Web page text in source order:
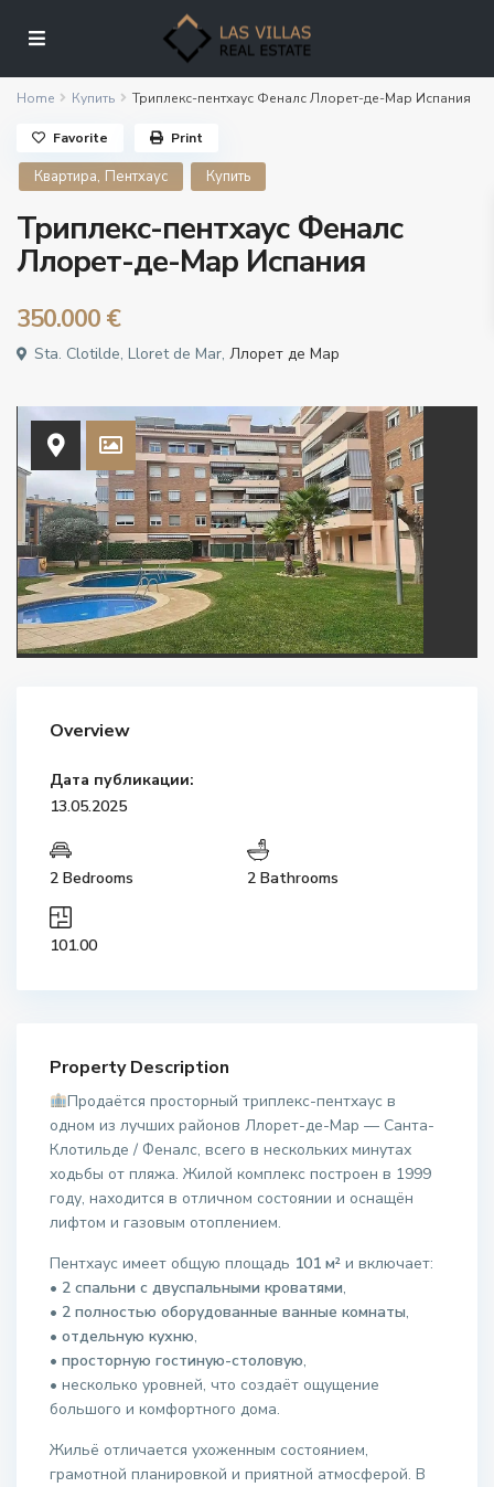
Home Купить Триплекс-пентхаус Феналс Ллорет-де-Мар Испания
Квартира, Пентхаус Купить
Триплекс-пентхаус Феналс
Ллорет-де-Мар Испания
350.000 €
Sta. Clotilde, Lloret de Mar,Ллорет де Мар
Favorite Print
Overview
Дата публикации:
13.05.2025
2 Bedrooms 2 Bathrooms
101.00
Property Description
Продаётся просторный триплекс-пентхаус в
одном из лучших районов Ллорет-де-Мар — Санта-
Клотильде / Феналс, всего в нескольких минутах
ходьбы от пляжа. Жилой комплекс построен в 1999
году, находится в отличном состоянии и оснащён
лифтом и газовым отоплением.
Пентхаус имеет общую площадь 101 м² и включает:
• 2 спальни с двуспальными кроватями,
• 2 полностью оборудованные ванные комнаты,
•отдельную кухню,
•просторную гостиную-столовую,
• несколько уровней, что создаёт ощущение
большого и комфортного дома.
Жильё отличается ухоженным состоянием,
грамотной планировкой и приятной атмосферой. В